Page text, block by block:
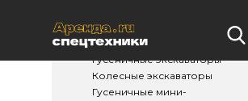
Землеройная
Гусеничные экскаваторы
Колесные экскаваторы
Гусеничные мини-